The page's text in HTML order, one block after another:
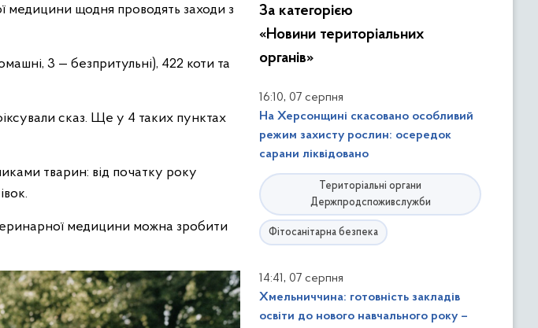
3 — безпритульні), 422 коти та
сказ. Ще у 4 таких пунктах
тварин: від початку року
медицини можна зробити
За категорією
«Новини територіальних
органів»
16:10, 07 серпня
На Херсонщині скасовано особливий
режим захисту рослин: осередок
сарани ліквідовано
Територіальні органи
Держпродспоживслужби
Фітосанітарна безпека
14:41, 07 серпня
Хмельниччина: готовність закладів
освіти до нового навчального року –